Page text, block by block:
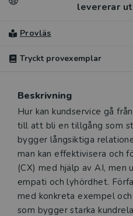
levererar
Provläs
Tryckt provexemplar
tryckt provexemplar av
Ett tryckt provexemplar ger
utvärdera hur produkten
Observera att erbjudandet
produkter för din
som är verksam i Sverige.
kontakta vårkundserviceom
information eller har frågor
Beskrivning
Beskrivning
Hur kan kundservice gå
till att bli en tillgång som
bygger långsiktiga
man kan effektivisera och
(CX) med hjälp av AI, men
empati och lyhördhet.
med konkreta exempel
som bygger starka